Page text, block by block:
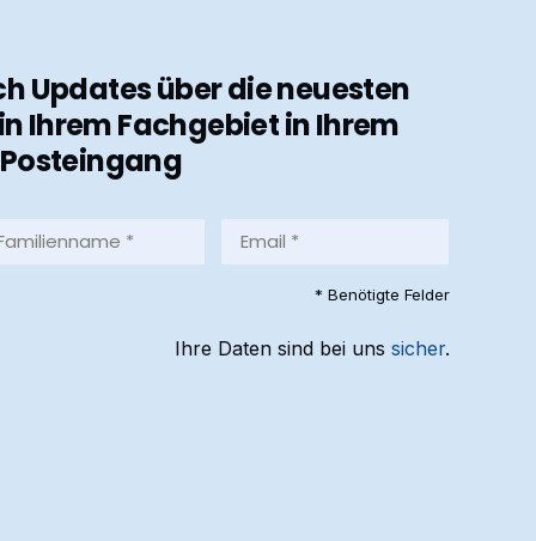
Updates über die neuesten
Ihrem Fachgebiet in Ihrem
Posteingang
* Benötigte Felder
Ihre Daten sind bei uns sicher.